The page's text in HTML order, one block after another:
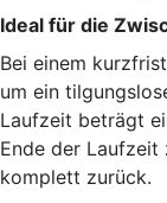
Ideal für die
Bei einem
um ein
Laufzeit beträgt
Ende der Laufzeit
komplett zurück.